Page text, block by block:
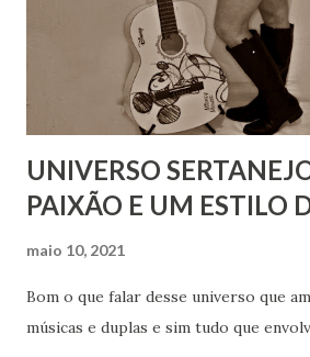
UNIVERSO
PAIXÃO E UM ESTILO
maio 10, 2021
Bom o que falar desse universo que
músicas e duplas e sim tudo que